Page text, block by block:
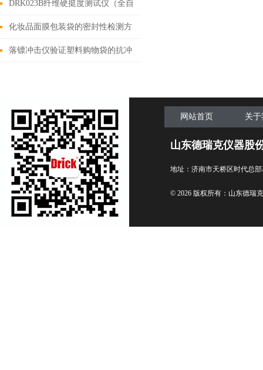
设备介绍
DRK023B纤维硬挺度测试仪（全自
动）设备介绍
化妆品面膜包装袋的密封性检测方
案
落镖冲击仪验证塑料购物袋的抗冲
网站首页 关
山东德瑞克仪器股
地址：济南市天桥区时代总
© 2026 版权所有：山东德瑞